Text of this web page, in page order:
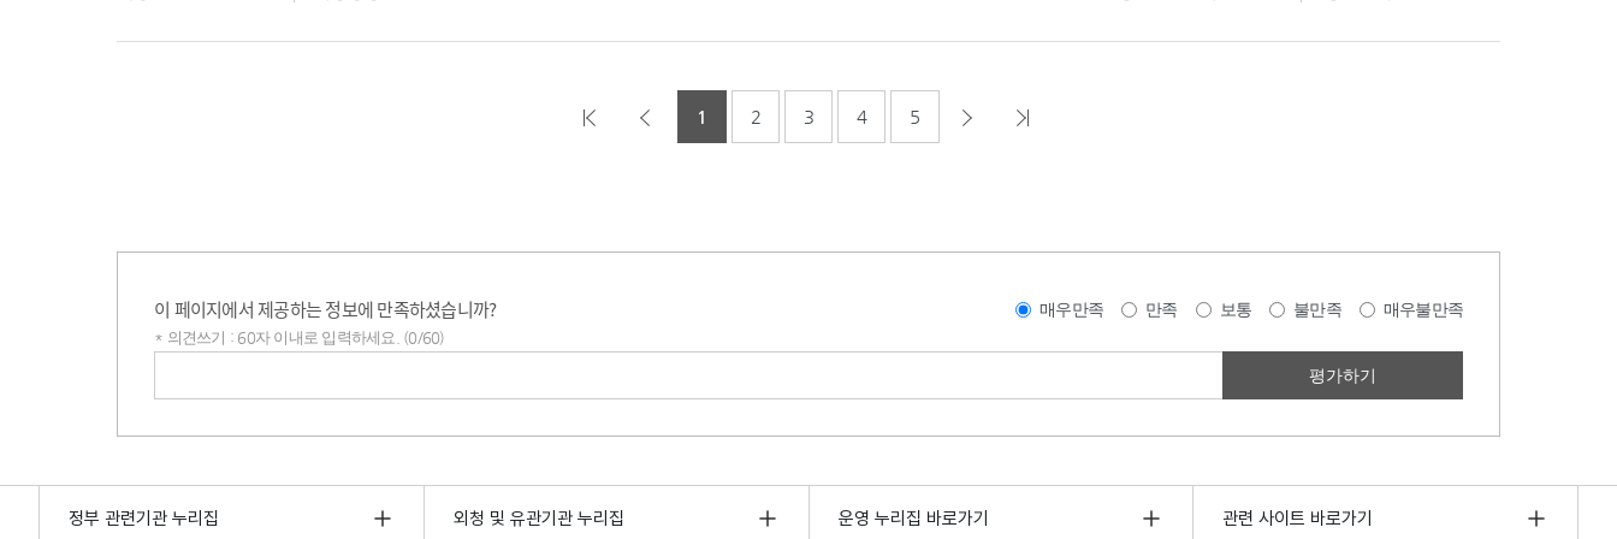
1 2 3 4 5
이 페이지에서 제공하는 정보에 만족하셨습니까? 매우만족 만족 보통 불만족 매우불만족
* 의견쓰기 : 60자 이내로 입력하세요. (0/60)
정부 관련기관 누리집 외청 및 유관기관 누리집 운영 누리집 바로가기 관련 사이트 바로가기